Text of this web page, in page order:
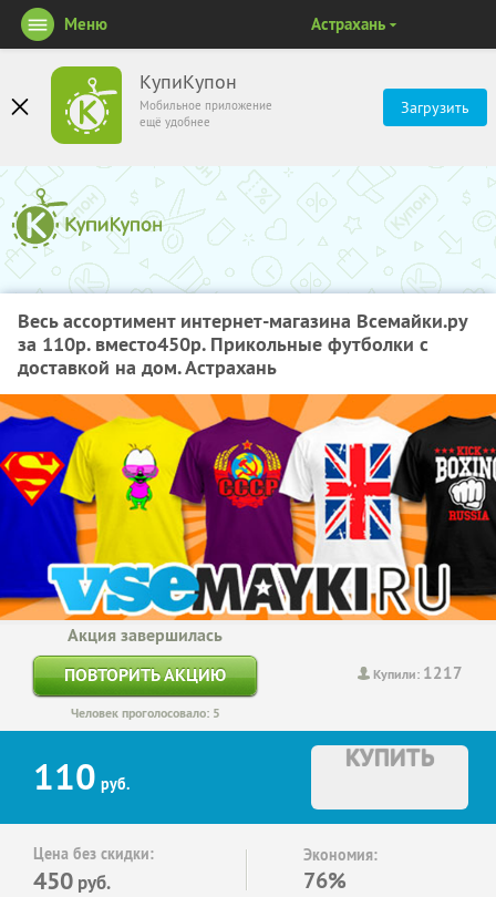
КупиКупон
Мобильное приложение
ещё удобнее
Загрузить
Меню Астрахань
Весь ассортимент интернет-магазина Всемайки.ру
за 110р. вместо450р. Прикольные футболки с
доставкой на дом. Астрахань
Купили: 1217
Акция завершилась
ПОВТОРИТЬ АКЦИЮ
Человек проголосовало: 5
110 руб.
КУПИТЬ
Цена без скидки:
450 руб.
Экономия:
76%